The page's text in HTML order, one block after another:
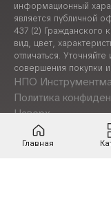
Главная
информационный
является публичной
437 (2) Гражданского
вид, цвет,
отличаться.
совершения покупки
НПО
Политика
Наверх